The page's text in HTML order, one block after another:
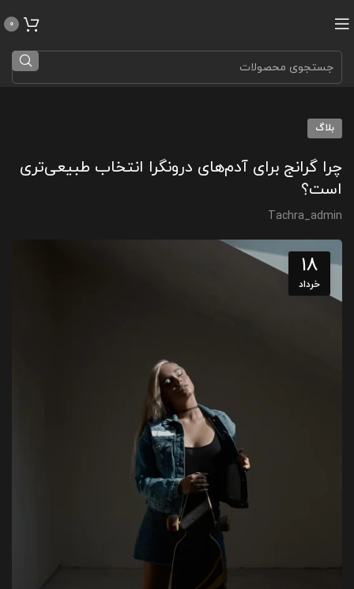
0
بلاگ
چرا گرانج برای آدم‌های درونگرا انتخاب طبیعی‌تری
است؟
Tachra_admin
18
خرداد